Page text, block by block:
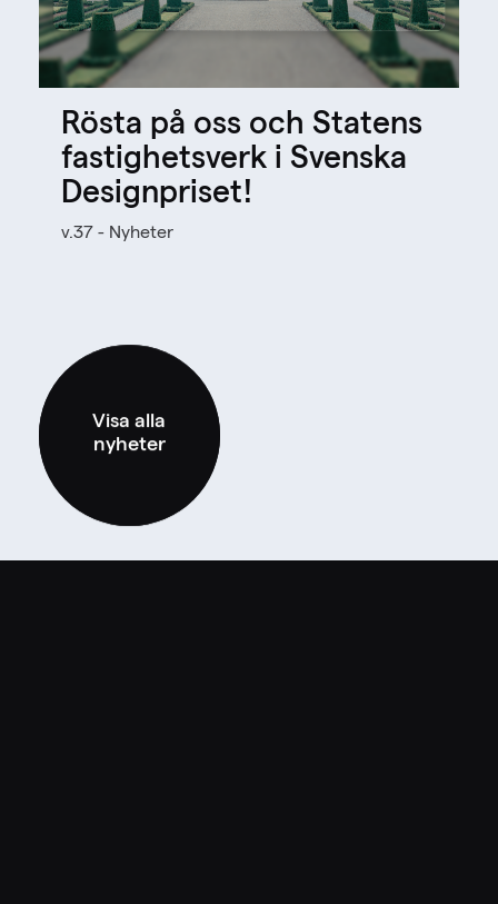
Rösta på oss och Statens
fastighetsverk i Svenska
Designpriset!
v.37 - Nyheter
Visa alla
nyheter